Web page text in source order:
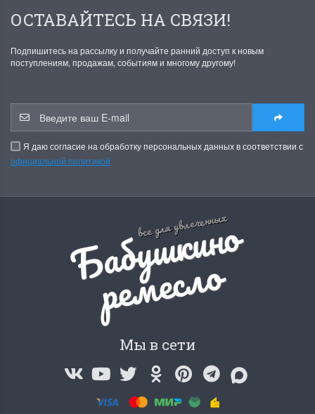
ОСТАВАЙТЕСЬ НА СВЯЗИ!
Подпишитесь на рассылку и получайте ранний доступ к новым
поступлениям, продажам, событиям и многому другому!
Я даю согласие на обработку персональных данных в соответствии с
официальной политикой
все для увлеченных
Б
а
б
у
ш
к
и
н
о
р
е
м
е
с
л
о
Мы в сети